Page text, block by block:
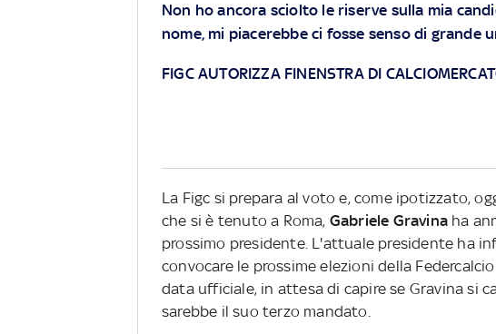
Non ho ancora sciolto le riserve sulla mia
nome, mi piacerebbe ci fosse senso di grande
FIGC AUTORIZZA FINENSTRA DI
La Figc si prepara al voto e, come ipotizzato,
che si è tenuto a Roma, Gabriele Gravina ha
prossimo presidente. L'attuale presidente ha
convocare le prossime elezioni della
data ufficiale, in attesa di capire se Gravina si
sarebbe il suo terzo mandato.